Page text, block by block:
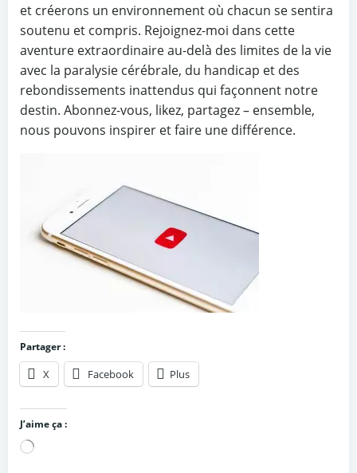
et créerons un environnement où chacun se sentira
soutenu et compris. Rejoignez-moi dans cette
aventure extraordinaire au-delà des limites de la vie
avec la paralysie cérébrale, du handicap et des
rebondissements inattendus qui façonnent notre
destin. Abonnez-vous, likez, partagez – ensemble,
nous pouvons inspirer et faire une différence.
Partager :
X Facebook Plus
J’aime ça :
Chargement…